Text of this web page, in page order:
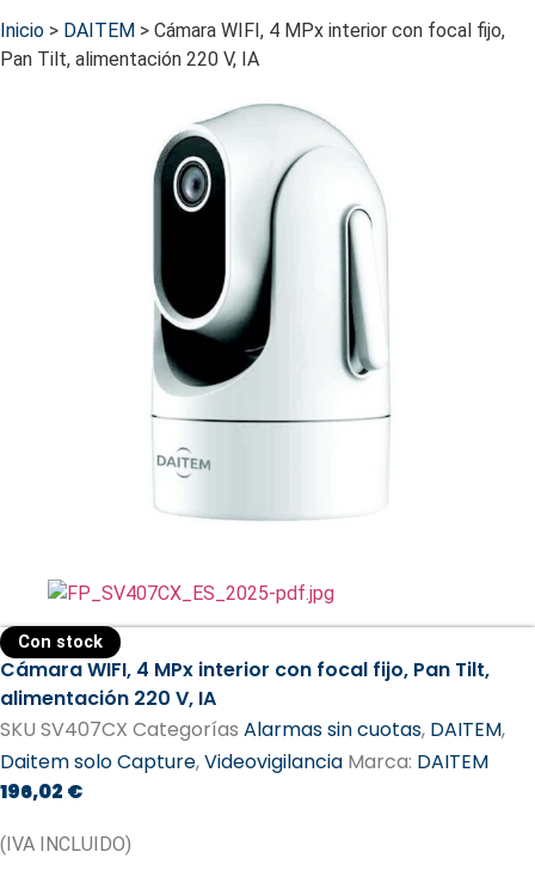
Inicio > DAITEM > Cámara WIFI, 4 MPx interior con focal fijo,
Pan Tilt, alimentación 220 V, IA
Con stock
Cámara WIFI, 4 MPx interior con focal fijo, Pan Tilt,
alimentación 220 V, IA
SKU SV407CX Categorías Alarmas sin cuotas, DAITEM,
Daitem solo Capture,Videovigilancia Marca: DAITEM​
196,02 €
(IVA INCLUIDO)